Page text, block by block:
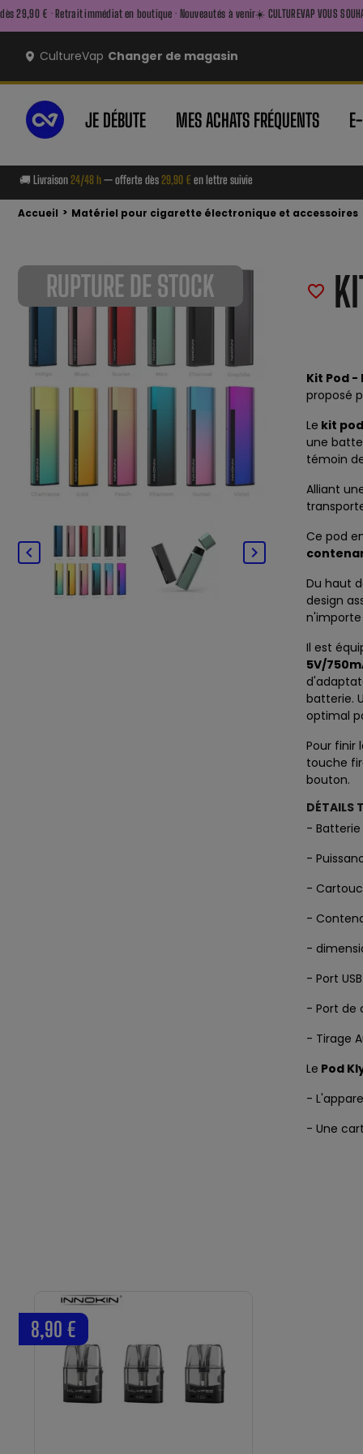
immédiat en boutique · Nouveautés à venir☀️ CULTUREVAP VOUS SOUHAITE UN BEL
CultureVap Changer de magasin
JE DÉBUTE MES ACHATS FRÉQUENTS
🚚 Livraison24/48 h— offerte dès29,90 € en lettre suivie
Accueil > Matériel pour cigarette électronique et accessoires
RUPTURE DE STOCK
 
favorite_border
Kit Pod -
proposé
Le kit
une
témoin
Alliant
Ce pod
Du haut
design
Il est
5V/
batterie.
optimal
Pour finir
touche
bouton.
DÉTAILS
-
-
-
-
-
- Port
- Port de
- Tirage
Le Pod
-
- Une
8,90 €